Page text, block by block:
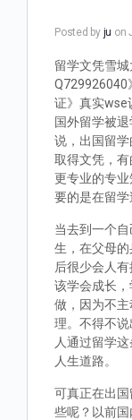
Posted by ju on
留学文凭雪
Q729926040
证》真实wse
国外留学被
说，出国留
取得文凭，
更专业的专
要的是在留学
当去到一个
生，在父母
后很少会人
该学会成长
做，因为不
理。不得不
人通过留学
人生道路。
可真正在出
些呢？以前